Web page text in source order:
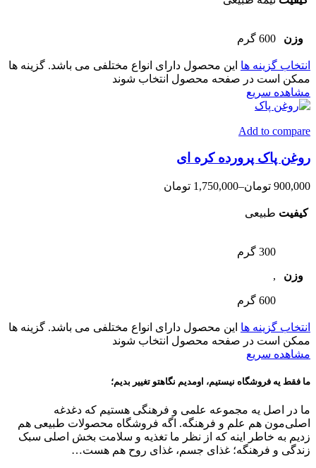
وزن 600 گرم
انتخاب گزینه ها این محصول دارای انواع مختلفی می باشد. گزینه ها
ممکن است در صفحه محصول انتخاب شوند
مشاهده سریع
Add to compare
روغن پاک پرورده کره ای
900,000 تومان–
1,750,000 تومان
کیفیت طبیعی
وزن
300 گرم
,
600 گرم
انتخاب گزینه ها این محصول دارای انواع مختلفی می باشد. گزینه ها
ممکن است در صفحه محصول انتخاب شوند
مشاهده سریع
ما فقط یه فروشگاه نیستیم، اومدیم نگاهتو تغییر بدیم؛
ما در اصل یه مجموعه علمی و فرهنگی هستیم که دغدغه
اصلی‌مون هم علم و فرهنگه. اگه فروشگاه محصولات طبیعی هم
زدیم به خاطر اینه که از نظر ما تغذیه و سلامت بخش اصلی سبک
زندگی و فرهنگه؛ غذای جسم، غذای روح هم هست…